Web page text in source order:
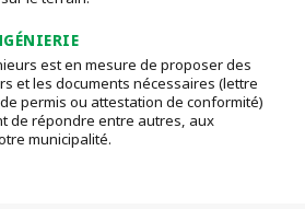
est en mesure de proposer des
et les documents nécessaires (lettre
permis ou attestation de conformité)
de répondre entre autres, aux
municipalité.